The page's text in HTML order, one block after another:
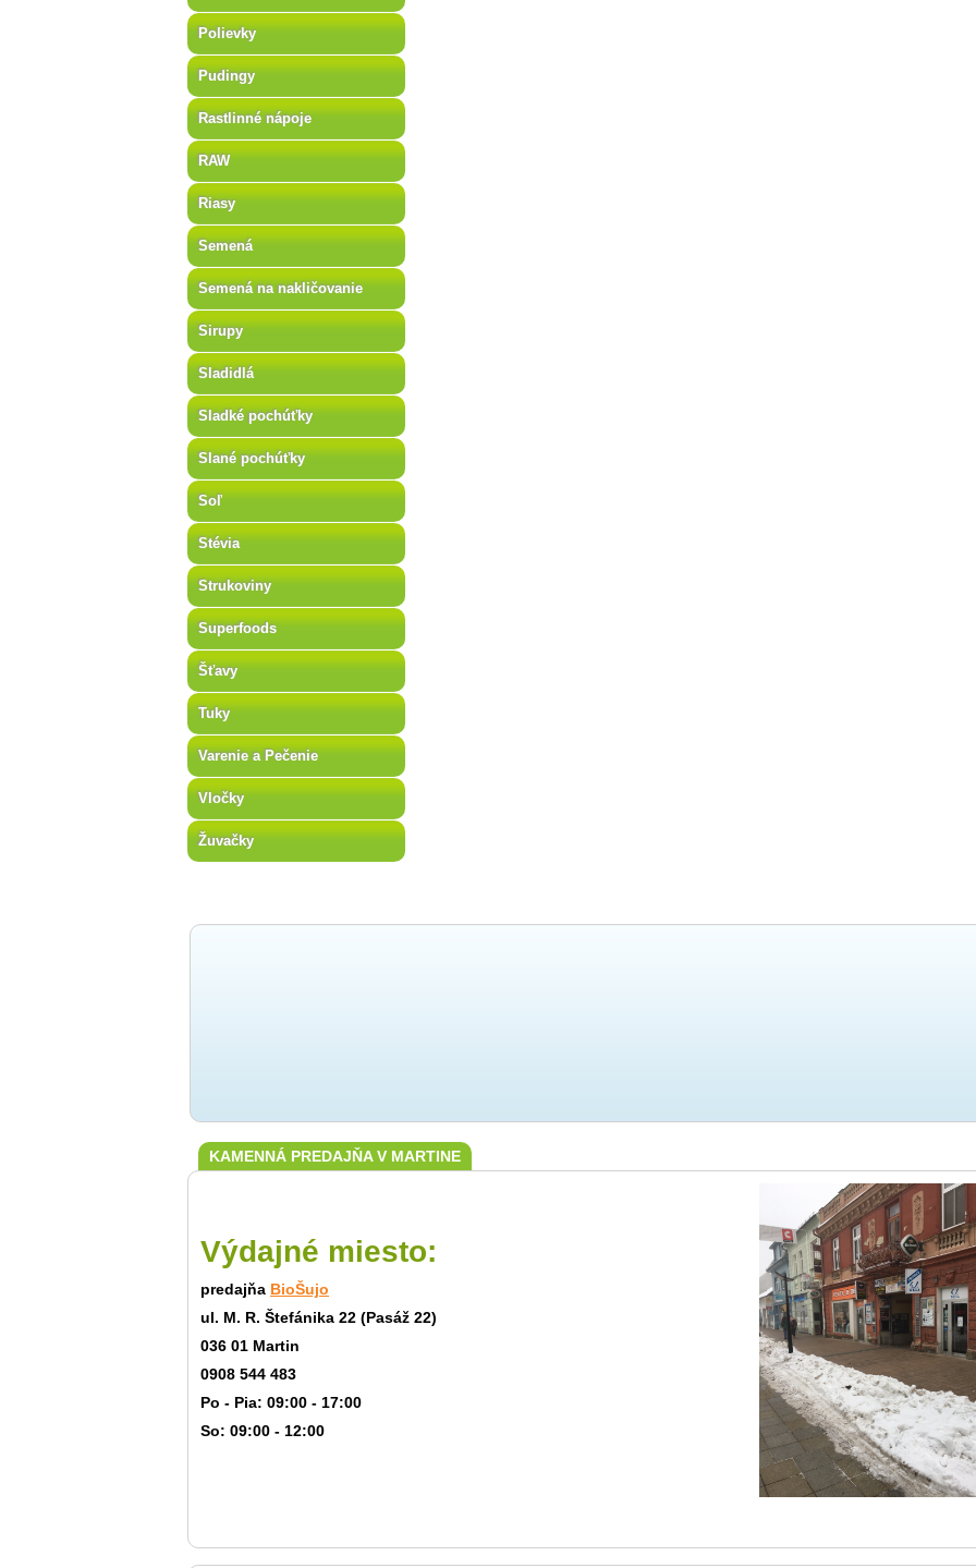
Polievky
Pudingy
Rastlinné nápoje
RAW
Riasy
Semená
Semená na nakličovanie
Sirupy
Sladidlá
Sladké pochúťky
Slané pochúťky
Soľ
Stévia
Strukoviny
Superfoods
Šťavy
Tuky
Varenie a Pečenie
Vločky
Žuvačky
KAMENNÁ PREDAJŇA V MARTINE
Výdajné miesto:
predajňa BioŠujo
ul. M. R. Štefánika 22 (Pasáž 22)
036 01 Martin
0908 544 483
Po - Pia: 09:00 - 17:00
So: 09:00 - 12:00